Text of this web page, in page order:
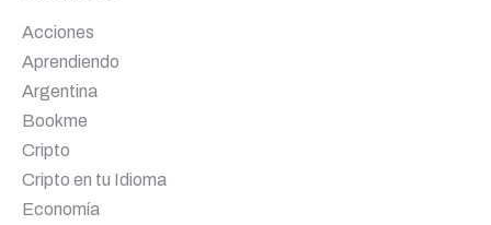
Acciones
Aprendiendo
Argentina
Bookme
Cripto
Cripto en tu Idioma
Economía